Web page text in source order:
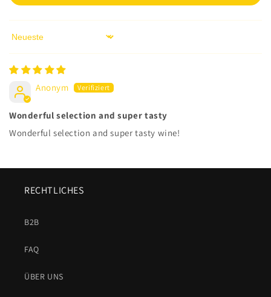
Sort by
Anonym
Wonderful selection and super tasty
Wonderful selection and super tasty wine!
RECHTLICHES
B2B
FAQ
ÜBER UNS